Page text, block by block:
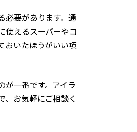
必要があります。通
使えるスーパーやコ
おいたほうがいい項
が一番です。アイラ
、お気軽にご相談く